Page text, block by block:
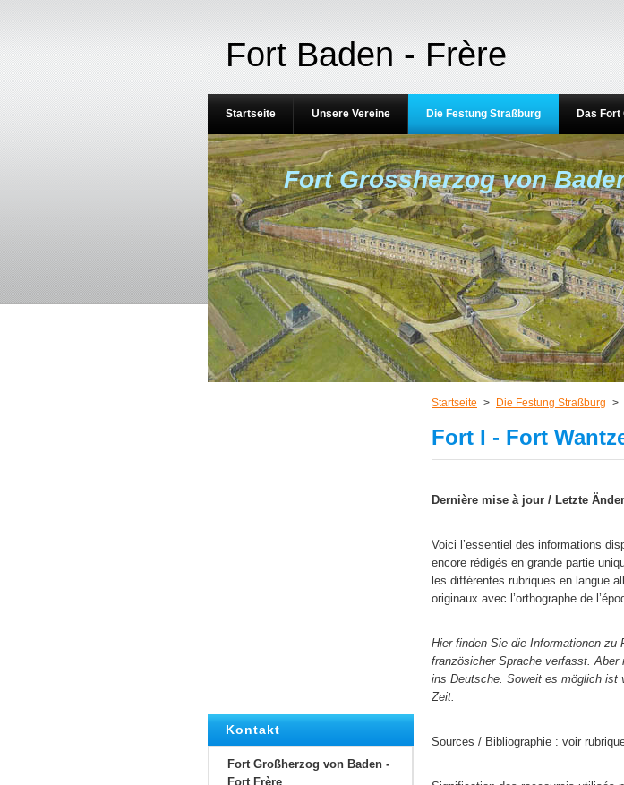
Fort Baden - Frère
Fort Grossherzog von
Startseite > Die Festung Straßburg >
Fort I - Fort
Dernière mise à jour / Letzte
Voici l’essentiel des informations
encore rédigés en grande partie
les différentes rubriques en langue
originaux avec l’orthographe de
Hier finden Sie die Informationen
französicher Sprache verfasst.
ins Deutsche. Soweit es möglich ist
Zeit.
Sources / Bibliographie : voir
Kontakt
Fort Großherzog von Baden -
Fort Frère
Startseite Unsere Vereine Die Festung Straßburg Das Fort